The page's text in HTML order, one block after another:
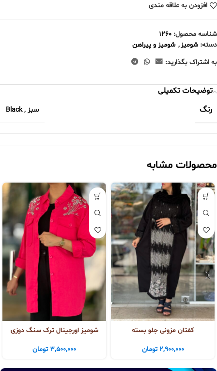
افزودن به علاقه مندی
شناسه محصول: 1260
دسته: شومیز, شومیز و پیراهن
به اشتراک بگذارید:
توضیحات تکمیلی
رنگ
سبز ,
Black
محصولات مشابه
کفتان مزونی جلو بسته
2,900,000 تومان
شومیز اورجینال ترک سنگ دوزی
3,500,000 تومان